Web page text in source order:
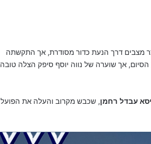
מצבים דרך הנעת כדור מסודרת, אך התקשתה
אך שוערה של נווה יוסף סיפק הצלה טובה
עבדל רחמן, שכבש מקרוב והעלה את הפועל